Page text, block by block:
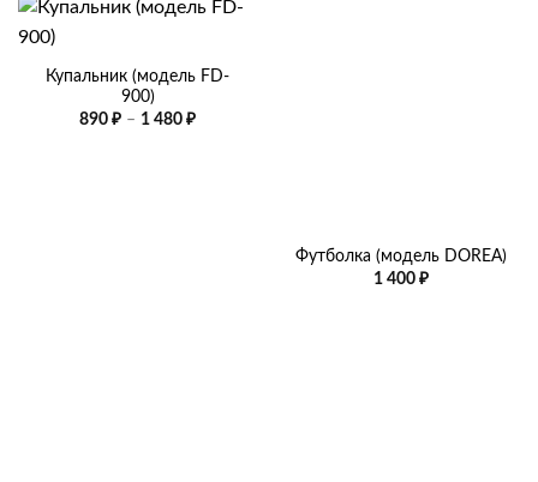
Купальник (модель FD-
900)
890 ₽ – 1 480 ₽Диапазон
Футболка (модель DOREA)
1 400 ₽